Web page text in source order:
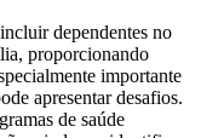
dependentes no
proporcionando
importante
apresentar desafios.
de saúde